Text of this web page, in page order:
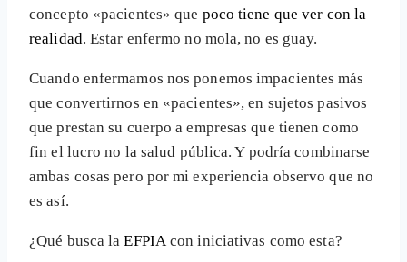
concepto «pacientes» que poco tiene que ver con la
realidad. Estar enfermo no mola, no es guay.
Cuando enfermamos nos ponemos impacientes más
que convertirnos en «pacientes», en sujetos pasivos
que prestan su cuerpo a empresas que tienen como
fin el lucro no la salud pública. Y podría combinarse
ambas cosas pero por mi experiencia observo que no
es así.
¿Qué busca laEFPIAcon iniciativas como esta?